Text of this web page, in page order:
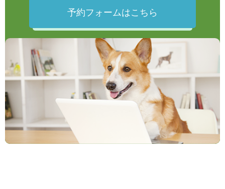
予約フォームはこちら